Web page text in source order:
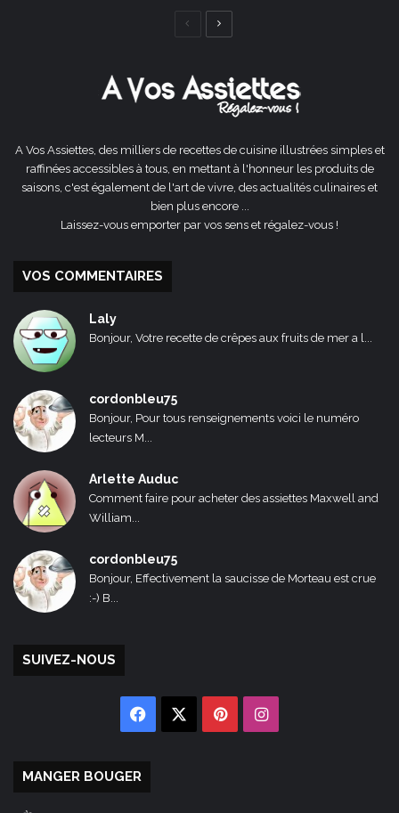
Page
A Vos Assiettes, des milliers de recettes de cuisine illustrées simples et
raffinées accessibles à tous, en mettant à l'honneur les produits de
saisons, c'est également de l'art de vivre, des actualités culinaires et
bien plus encore ...
Laissez-vous emporter par vos sens et régalez-vous !
VOS COMMENTAIRES
Laly
Bonjour, Votre recette de crêpes aux fruits de mer a l...
cordonbleu75
Bonjour, Pour tous renseignements voici le numéro
lecteurs M...
Arlette Auduc
Comment faire pour acheter des assiettes Maxwell and
William...
cordonbleu75
Bonjour, Effectivement la saucisse de Morteau est crue
:-) B...
SUIVEZ-NOUS
Facebook PinterestInstagram
MANGER BOUGER